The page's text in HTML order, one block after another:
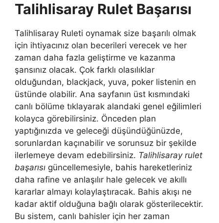
Talihlisaray Rulet Başarısı
Talihlisaray Ruleti oynamak size başarılı olmak
için ihtiyacınız olan becerileri verecek ve her
zaman daha fazla geliştirme ve kazanma
şansınız olacak. Çok farklı olasılıklar
olduğundan, blackjack, yuva, poker listenin en
üstünde olabilir. Ana sayfanın üst kısmındaki
canlı bölüme tıklayarak alandaki genel eğilimleri
kolayca görebilirsiniz. Önceden plan
yaptığınızda ve geleceği düşündüğünüzde,
sorunlardan kaçınabilir ve sorunsuz bir şekilde
ilerlemeye devam edebilirsiniz. Talihlisaray rulet
başarısı güncellemesiyle, bahis hareketleriniz
daha rafine ve anlaşılır hale gelecek ve akıllı
kararlar almayı kolaylaştıracak. Bahis akışı ne
kadar aktif olduğuna bağlı olarak gösterilecektir.
Bu sistem, canlı bahisler için her zaman